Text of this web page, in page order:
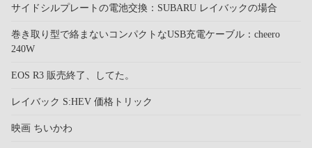
サイドシルプレートの電池交換：SUBARU レイバックの場合
巻き取り型で絡まないコンパクトなUSB充電ケーブル：cheero
240W
EOS R3 販売終了、してた。
レイバック S:HEV 価格トリック
映画 ちいかわ